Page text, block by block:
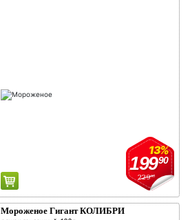
22990
13%
19990
Мороженое Гигант КОЛИБРИ